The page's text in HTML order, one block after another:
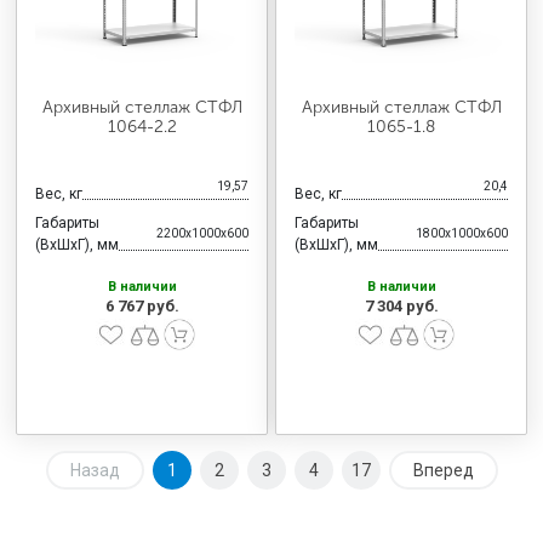
Архивный стеллаж СТФЛ
1064-2.2
Вес, кг 19,57
Габариты
(ВхШхГ), мм
2200x1000x600
В наличии
6 767 руб.
Архивный стеллаж СТФЛ
1065-1.8
Вес, кг 20,4
Габариты
(ВхШхГ), мм
1800x1000x600
В наличии
7 304 руб.
Назад 1 2 3 4 17 Вперед